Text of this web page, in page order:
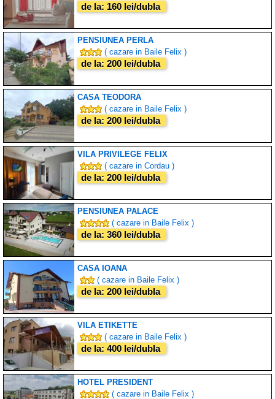
de la: 160 lei/dubla
PENSIUNEA PERLA
( cazare in Baile Felix )
de la: 200 lei/dubla
CASA TEODORA
( cazare in Baile Felix )
de la: 200 lei/dubla
VILA PRIVILEGE FELIX
( cazare in Cordau )
de la: 200 lei/dubla
PENSIUNEA PALACE
( cazare in Baile Felix )
de la: 360 lei/dubla
CASA IOANA
( cazare in Baile Felix )
de la: 200 lei/dubla
VILA ETIKETTE
( cazare in Baile Felix )
de la: 400 lei/dubla
HOTEL PRESIDENT
( cazare in Baile Felix )